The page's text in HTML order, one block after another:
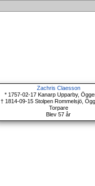
Zachris Claesson
* 1757-02-17 Kanarp Upparby,
† 1814-09-15 Stolpen Rommelsjö,
Torpare
Blev 57 år